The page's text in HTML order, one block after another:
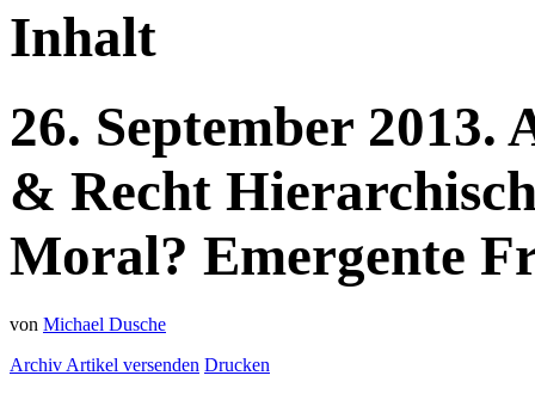
Inhalt
26. September 2013.
& Recht
Moral? Emergente
von Michael Dusche
Archiv Artikel versenden Drucken